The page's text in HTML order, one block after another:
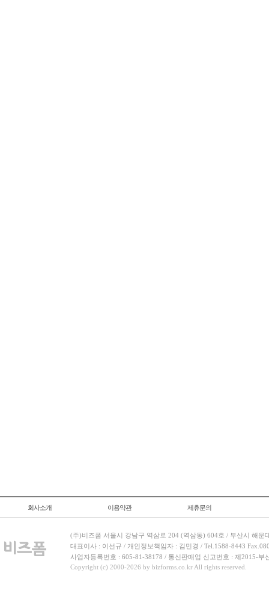
회사소개 이용약관 제휴문의
(주)비즈폼 서울시 강남구 역삼로 204 (역삼동) 604호 / 부산시 해운
대표이사 : 이선규 / 개인정보책임자 : 김민경 / Tel.1588-8443
사업자등록번호 : 605-81-38178 / 통신판매업 신고번호 : 제2015-부
Copyright (c) 2000-2026 by bizforms.co.kr All rights reserved.